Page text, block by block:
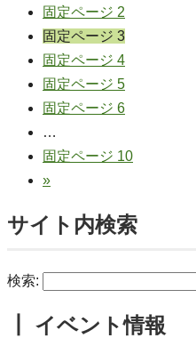
固定ページ 2
固定ページ 3
固定ページ 4
固定ページ 5
固定ページ 6
…
固定ページ 10
»
サイト内検索
検索:
┃ イベント情報